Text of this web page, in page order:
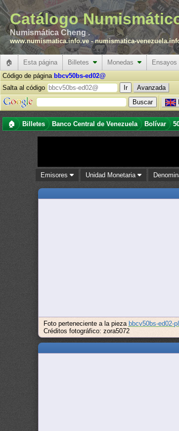
Catálogo
Numismática Cheng .
www.numismatica.info.ve -numismatica-
🏠 Esta página Billetes Monedas Ensayos
Código de página bbcv50bs-ed02@
Salta al código
Avanzada
🏠 Billetes Banco Central de Venezuela Bolívar
Emisores Unidad Monetaria
Foto perteneciente a la pieza bbcv50bs-ed02-
Créditos fotográfico: zora5072